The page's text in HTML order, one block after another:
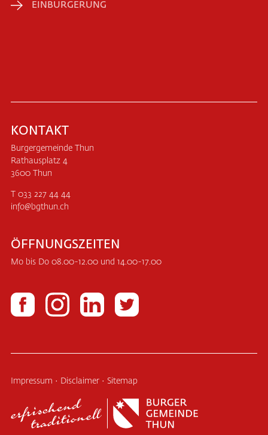
EINBURGERUNG
KONTAKT
Burgergemeinde Thun
Rathausplatz 4
3600 Thun
T 033 227 44 44
info
bgthun.ch
ÖFFNUNGSZEITEN
Mo bis Do 08.00-12.00 und 14.00-17.00
Impressum · Disclaimer · Sitemap